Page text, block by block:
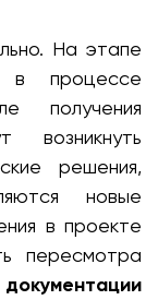
На этапе
в процессе
получения
возникнуть
решения,
новые
в проекте
пересмотра